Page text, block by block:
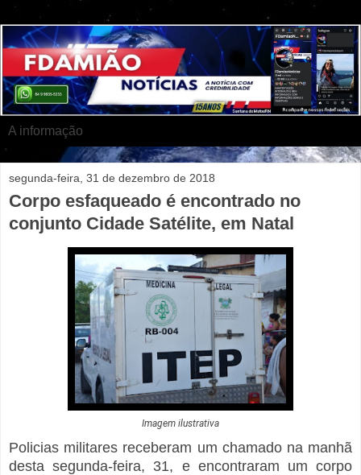
A informação
segunda-feira, 31 de dezembro de 2018
Corpo esfaqueado é encontrado no
conjunto Cidade Satélite, em Natal
Imagem ilustrativa
Policias militares receberam um chamado na manhã
desta segunda-feira, 31, e encontraram um corpo